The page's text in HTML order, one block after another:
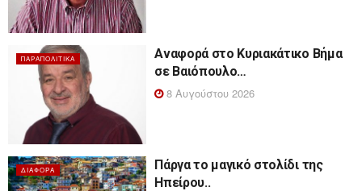
ΠΑΡΑΠΟΛΙΤΙΚΆ
Αναφορά στο Κυριακάτικο Βήμα
σε Βαιόπουλο…
8 Αυγούστου 2026
ΔΙΆΦΟΡΑ
Πάργα το μαγικό στολίδι της
Ηπείρου..